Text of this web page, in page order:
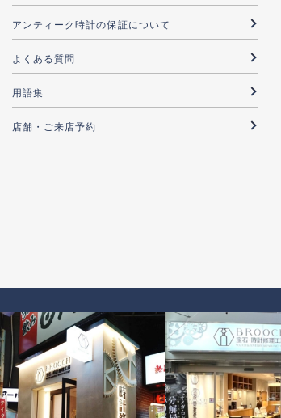
アンティーク時計の保証について
よくある質問
用語集
店舗・ご来店予約